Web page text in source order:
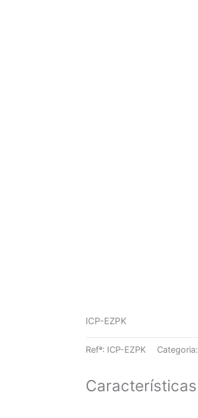
ICP-EZPK
Refª: ICP-EZPK Categoria:
Características